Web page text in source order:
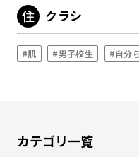
クラシ
#肌 #男子校生 #自分
カテゴリ一覧